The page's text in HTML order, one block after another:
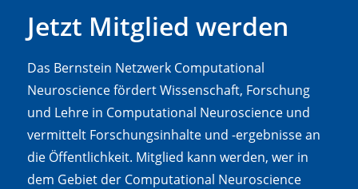
Jetzt Mitglied werden
Das Bernstein Netzwerk Computational
Neuroscience fördert Wissenschaft, Forschung
und Lehre in Computational Neuroscience und
vermittelt Forschungsinhalte und -ergebnisse an
die Öffentlichkeit. Mitglied kann werden, wer in
dem Gebiet der Computational Neuroscience